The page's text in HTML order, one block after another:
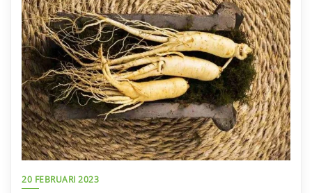
20 FEBRUARI 2023